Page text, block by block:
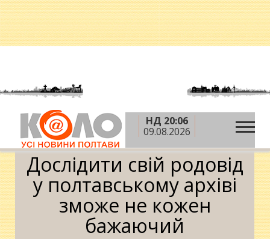
НД 20:06
09.08.2026
Головна » Новини »
Дослідити свій родовід у
полтавському архіві зможе не кожен бажаючий
Дослідити свій родовід
у полтавському архіві
зможе не кожен
бажаючий